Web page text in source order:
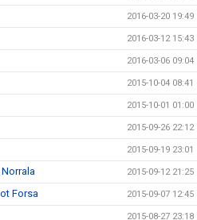
2016-03-20 19:49
2016-03-12 15:43
2016-03-06 09:04
2015-10-04 08:41
2015-10-01 01:00
2015-09-26 22:12
2015-09-19 23:01
2015-09-12 21:25
Forsa 2015-09-07 12:45
2015-08-27 23:18